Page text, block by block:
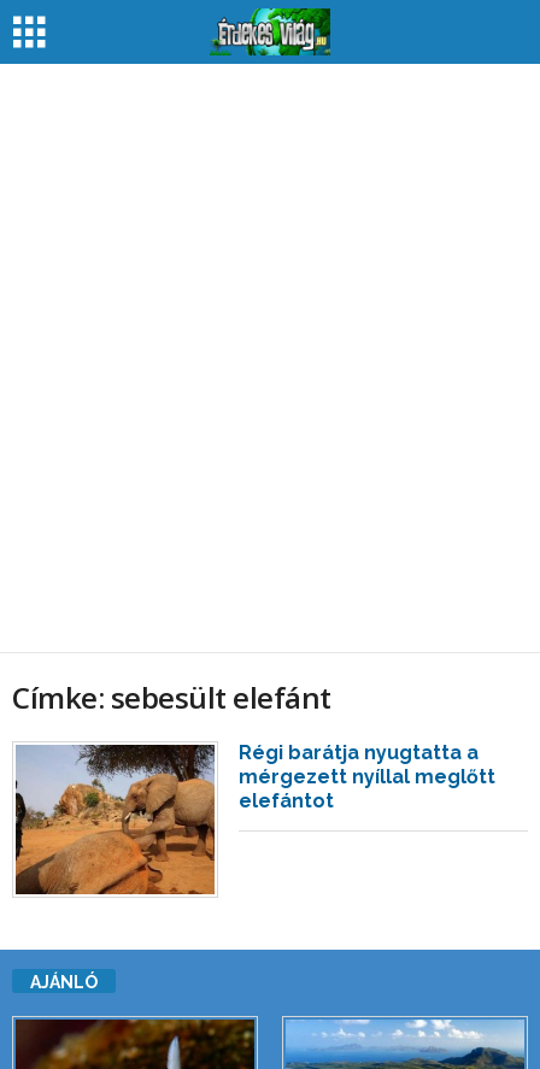
Címke: sebesült elefánt
Régi barátja nyugtatta a
mérgezett nyíllal meglőtt
elefántot
AJÁNLÓ